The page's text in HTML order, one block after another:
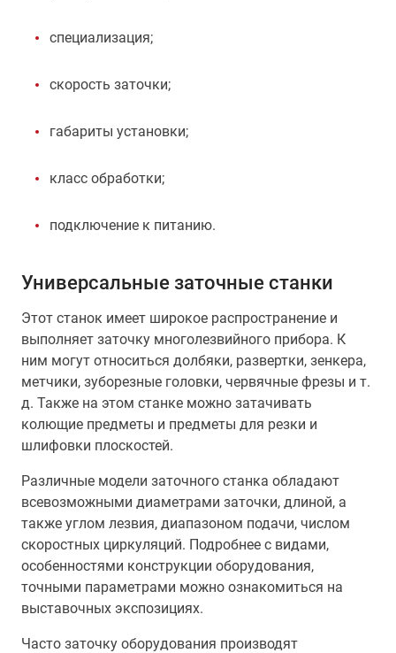
специализация;
скорость заточки;
габариты установки;
класс обработки;
подключение к питанию.
Универсальные заточные станки
Этот станок имеет широкое распространение и
выполняет заточку многолезвийного прибора. К
ним могут относиться долбяки, развертки, зенкера,
метчики, зуборезные головки, червячные фрезы и т.
д. Также на этом станке можно затачивать
колющие предметы и предметы для резки и
шлифовки плоскостей.
Различные модели заточного станка обладают
всевозможными диаметрами заточки, длиной, а
также углом лезвия, диапазоном подачи, числом
скоростных циркуляций. Подробнее с видами,
особенностями конструкции оборудования,
точными параметрами можно ознакомиться на
выставочных экспозициях.
Часто заточку оборудования производят